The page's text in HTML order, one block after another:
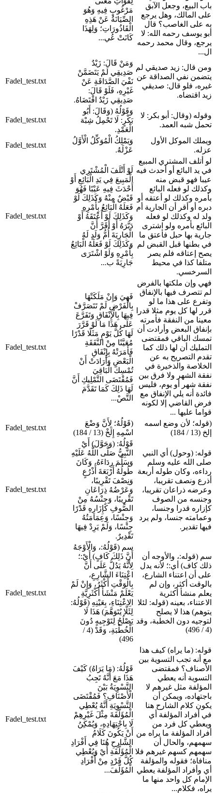
مَرْغُوبٍ فِيهِ وَهُوَ
الصِّيَانَةُ عَنْ هَذِهِ
الْقَاذُورَاتِ؛ وَلِهَذَا
كَانَتْ عُي...
باب البيع، وجعل الآبق
على المالك، وهل يرجع
به على الغاصب؟ قال
أبو يوسف رحمه الله: لا
يرجع، وقال محمد رحمه
ال...
Fadel_test.txt
وَمَنْ قَالَ: زَيْدٌ
صَدِيقِي لَمْ يَتَضَمَّنْ
نَفْيَ الصَّدَاقَةِ عَنْ
غَيْرِهِ، فَلَوْ قَالَ:
صَدِيقِي زَيْدٌ اقْتَضَاهُ.
ومن قال: زيد صديقي لم
يتضمن نفي الصداقة عن
غيره، فلو قال: صديقي
زيد اقتضاه.
Fadel_test.txt
وَقَوْلُهُ (وَقَالَ: أَبُو
بَكْرٍ: لَا تَحْمِلُ شِبْهَ
الْعَمْدِ.
وقوله (وقال: أبو بكر: لا
تحمل شبه العمد.
Fadel_test.txt
وَيَمْلِكُ الْمُوَكِّلُ الْأَوَّلُ
عَزْلَهُ.
ويملك الموكل الأول
عزله.
Fadel_test.txt
لَوْ أَتْلَفَ الْمُشْتَرِي
الْمَبِيعَ فِي يَدِ الْبَائِعِ أَوْ
أَحْدَثَ فِيهِ عَيْبًا فَهُوَ
قَبْضٌ مِنْهُ وَكَذَلِكَ لَوْ
فَعَلَهُ الْبَائِعُ بِأَمْرِهِ
وَكَذَلِكَ لَوْ أَعْتَقَهُ أَوْ
دَبَّرَهُ أَوْ أَقَرَّ أَنَّ
الْجَارِيَةَ أُمُّ وَلَدٍ لَهُ
وَكَذَلِكَ لَوْ فَعَلَهُ الْبَائِعُ
بِأَمْرِهِ وَلَوْ اشْتَرَى
جَارِيَةً ب...
لو أتلف المشتري المبيع
في يد البائع أو أحدث فيه
عيبا فهو قبض منه
وكذلك لو فعله البائع
بأمره وكذلك لو أعتقه أو
دبره أو أقر أن الجارية أم
ولد له وكذلك لو فعله
البائع بأمره ولو اشترى
جارية بها حبل فأعتق ما
في بطنها قبل القبض لم
يصح إعتاقه فلم يصر
متلفا كذا في محيط
السرخسي.
Fadel_test.txt
فَهِيَ وَإِنْ مَلَكَتْهَا
بِالْفَرْضِ لَمْ تَتَصَرَّفْ
فِيهَا بِالْإِنْفَاقِ وَتَفَرَّعَ
عَلَى هَذَا مَا لَوْ قَرَّرَ
لَهَا كُلَّ يَوْمٍ مَثَلًا قَدْرًا
مُعَيَّنًا مِنْ النَّفَقَةِ
فَأَمَرَتْهُ بِإِنْفَاقِ
الْبَعْضِ وَأَرَادَتْ أَنْ
تُمْسِكَ الْبَاقِيَ
فَمُقْتَضَى التَّمْلِيكِ أَنَّ
لَهَا ذَلِكَ كَمَا تَقَدَّمَ
التَّصْ...
فهي وإن ملكتها بالفرض
لم تتصرف فيها بالإنفاق
وتفرع على هذا ما لو
قرر لها كل يوم مثلا قدرا
معينا من النفقة فأمرته
بإنفاق البعض وأرادت أن
تمسك الباقي فمقتضى
التمليك أن لها ذلك كما
تقدم التصريح به عن
الخلاصة والذخيرة في
نفقة الشهر ولا فرق بين
نفقة شهر أو يوم، فليس
فائدة أنه يلي الإنفاق مع
فرض القاضي إلا لكونه
قواما عليها ...
Fadel_test.txt
(قَوْلُهُ؛ لِأَنَّ وَضْعَ
اسْمِهِ إِلَخْ (13 / 184)
(قوله؛ لأن وضع اسمه
إلخ (13 / 184)
Fadel_test.txt
قَوْلُهُ: (وَحَوَّلَ) أَيْ
النَّبِيُّ صَلَّى اللَّهُ عَلَيْهِ
وَسَلَّمَ رِدَاءَهُ، وَكَانَ
طُولُهُ أَرْبَعَةَ أَذْرُعٍ
وَنِصْفَ تَقْرِيبًا،
وَعَرْضُهُ ذِرَاعَانِ
تَقْرِيبًا، وَجِنْسُهُ مِنْ
الصُّوفِ كَإِزَارِهِ قَدْرًا
وَجِنْسًا، وَعِمَامَتُهُ
جِنْسًا، وَلَمْ يَرِدْ فِيهَا
تَقْدِيرٌ.
قوله: (وحول) أي النبي
صلى الله عليه وسلم
رداءه، وكان طوله أربعة
أذرع ونصف تقريبا،
وعرضه ذراعان تقريبا،
وجنسه من الصوف
كإزاره قدرا وجنسا،
وعمامته جنسا، ولم يرد
فيها تقدير.
Fadel_test.txt
سم (قَوْلُهُ:، وَالْأَوْجَهُ
أَنَّ ذَلِكَ كَافٍ) أَيْ:؛
لِأَنَّهُ يَدُلُّ عَلَى أَنَّ
اعْتِنَاءَ الشَّارِعِ،
بِالْوَقْتِ أَكْثَرُ، وَإِنْ لَمْ
يَعْلَمْ مَنْشَأَ أَكْثَرِيَّةِ
الِاعْتِنَاءِ، بِعَيْنِهِ (قَوْلُهُ:
لِئَلَّا يُتَوَهَّمَ) هَذَا لَا
يَصْلُحُ لِتَوْجِيهٍ دُونَ
الْخُطْبَةِ، وَقَدْ (4 /
496)
سم (قوله:، والأوجه أن
ذلك كاف) أي:؛ لأنه يدل
على أن اعتناء الشارع،
بالوقت أكثر، وإن لم
يعلم منشأ أكثرية
الاعتناء، بعينه (قوله: لئلا
يتوهم) هذا لا يصلح
لتوجيه دون الخطبة، وقد
(4 / 496)
Fadel_test.txt
قَوْلُهُ: (مَا يَرَاهُ) كَيْفَ
هَذَا مَعَ أَنَّهُ تَجِبُ
التَّسْوِيَةُ بَيْنَ
الْأَصْنَافِ؟ فَمُقْتَضَى
التَّسْوِيَةِ أَنَّهُ يُعْطِي
الْمُؤَلَّفَةَ مِثْلَ غَيْرِهِمْ
لَا بِاجْتِهَادِهِ، وَيُمْكِنُ
أَنْ يَكُونَ كَلَامُ
الشَّارِحِ هُنَا فِي أَفْرَادِ
الْمُؤَلَّفَةِ أَيْ وَيُعْطِي
كُلَّ فَرْدٍ مِنْ أَفْرَادِ
الْمُؤَلَّفَ...
قوله: (ما يراه) كيف هذا
مع أنه تجب التسوية بين
الأصناف؟ فمقتضى
التسوية أنه يعطي
المؤلفة مثل غيرهم لا
باجتهاده، ويمكن أن
يكون كلام الشارح هنا
في أفراد المؤلفة أي
ويعطي كل فرد من
أفراد المؤلفة ما يراه من
سهمهم، والحال أن
سهمهم كسهم غيرهم فلا
منافاة؛ فقوله والمؤلفة
أي وأفراد المؤلفة يعطي
الإمام كل واحد منها ما
يراه، فكلام...